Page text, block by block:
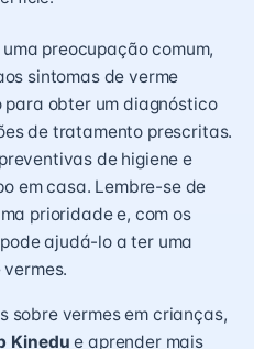
preocupação comum,
sintomas de verme
obter um diagnóstico
de tratamento prescritas.
de higiene e
em casa. Lembre-se de
prioridade e, com os
ajudá-lo a ter uma
sobre vermes em crianças,
Kinedu e aprender mais